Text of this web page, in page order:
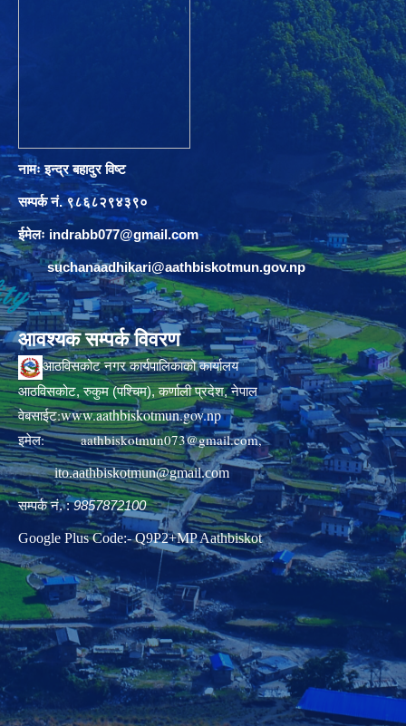
नामः इन्द्र बहादुर विष्ट
सम्पर्क नं. ९८६८२९४३९०
ईमेलः indrabb077@gmail.com
suchanaadhikari@aathbiskotmun.gov.np
आवश्यक सम्पर्क विवरण
आठविसकोट नगर कार्यपालिकाको कार्यालय
आठविसकोट, रुकुम (पश्चिम), कर्णाली प्रदेश, नेपाल
वेबसाईट:www.aathbiskotmun.gov.np
इमेल:aathbiskotmun073@gmail.com,
ito.aathbiskotmun@gmail.com
सम्पर्क नं. :9857872100
Google Plus Code:- Q9P2+MP Aathbiskot